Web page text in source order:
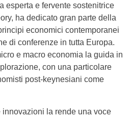
esperta e fervente sostenitrice
ha dedicato gran parte della
economici contemporanei
di conferenze in tutta Europa.
e macro economia la guida in
con una particolare
post-keynesiani come
innovazioni la rende una voce